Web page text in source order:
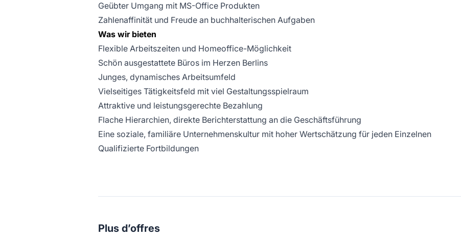
Geübter Umgang mit MS-Office Produkten
Zahlenaffinität und Freude an buchhalterischen Aufgaben
Was wir bieten
Flexible Arbeitszeiten und Homeoffice-Möglichkeit
Schön ausgestattete Büros im Herzen Berlins
Junges, dynamisches Arbeitsumfeld
Vielseitiges Tätigkeitsfeld mit viel Gestaltungsspielraum
Attraktive und leistungsgerechte Bezahlung
Flache Hierarchien, direkte Berichterstattung an die Geschäftsführung
Eine soziale, familiäre Unternehmenskultur mit hoher Wertschätzung für jeden Einzelnen
Qualifizierte Fortbildungen
Plus d’offres